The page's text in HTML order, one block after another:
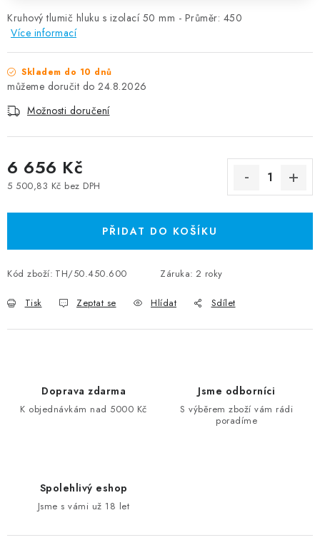
Kruhový tlumič hluku s izolací 50 mm - Průměr: 450
Více informací
Skladem do 10 dnů
24.8.2026
Možnosti doručení
6 656 Kč
5 500,83 Kč bez DPH
PŘIDAT DO KOŠÍKU
Kód zboží: TH/50.450.600 Záruka: 2 roky
Tisk Zeptat se Hlídat Sdílet
Doprava zdarma
K objednávkám nad 5000 Kč
Jsme odborníci
S výběrem zboží vám rádi
poradíme
Spolehlivý eshop
Jsme s vámi už 18 let